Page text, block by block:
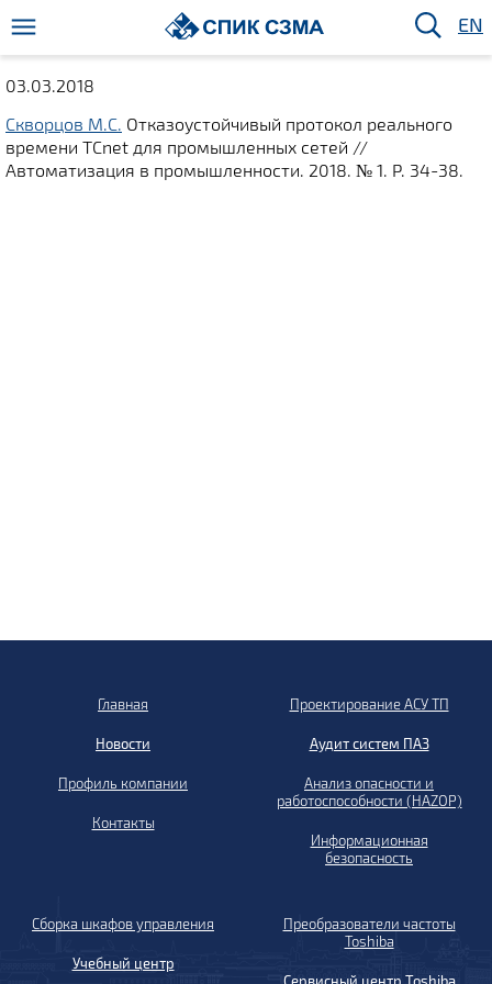
EN
03.03.2018
Скворцов М.С. Отказоустойчивый протокол реального
времени TСnet для промышленных сетей //
Автоматизация в промышленности. 2018. № 1. P. 34-38.
Главная
Новости
Профиль компании
Контакты
Проектирование АСУ ТП
Аудит систем ПАЗ
Анализ опасности и
работоспособности (HAZOP)
Информационная
безопасность
Сборка шкафов управления
Учебный центр
Преобразователи частоты
Toshiba